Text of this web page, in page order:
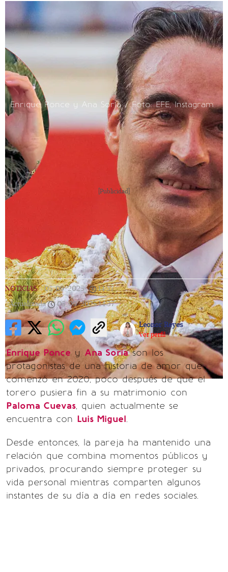
Enrique Ponce y Ana Soria / Foto: EFE, Instagram
[Publicidad]
NOTICIAS | 05/09/2025 | 14:37 |
Actualizada
05/09/2025 14:37
Leonor Reyes
Ver perfil
Enrique Poncey Ana Soriason los
protagonistas de una historia de amor que
comenzó en 2020, poco después de que el
torero pusiera fin a su matrimonio con
Paloma Cuevas, quien actualmente se
encuentra con Luis Miguel.
Desde entonces, la pareja ha mantenido una
relación que combina momentos públicos y
privados, procurando siempre proteger su
vida personal mientras comparten algunos
instantes de su día a día en redes sociales.